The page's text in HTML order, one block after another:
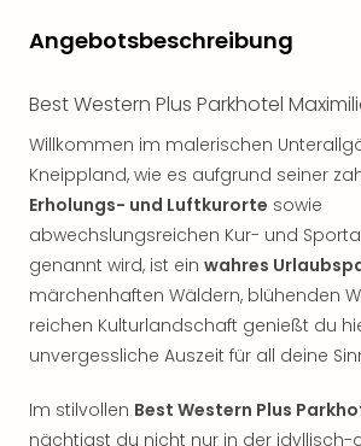
Angebotsbeschreibung
Best Western Plus Parkhotel
Willkommen im malerischen
Kneippland, wie es aufgrund seiner
Erholungs- und Luftkurorte sowie
abwechslungsreichen Kur- und
genannt wird, ist ein wahres
märchenhaften Wäldern, blühenden
reichen Kulturlandschaft genießt du
unvergessliche Auszeit für all deine
Im stilvollen Best Western Plus
nächtigst du nicht nur in der idyllisch-